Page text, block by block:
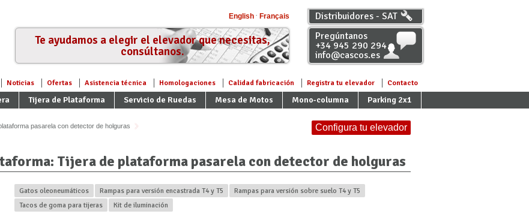
English Français
Noticias Ofertas Asistencia técnica Homologaciones Calidad fabricación Registra tu elevador Contacto
Tijera de Plataforma Servicio de Ruedas Mesa de Motos Mono-columna Parking 2x1
Te ayudamos a elegir el elevador que necesitas,
consúltanos.
Distribuidores - SAT
Pregúntanos
+34 945 290 294
info@cascos.es
pasarela con detector de holguras Configura tu elevador
Tijera de plataforma pasarela con detector de holguras
Gatos oleoneumáticos Rampas para versión encastrada T4 y T5
Rampas para versión sobre suelo T4 y T5
Tacos de goma para tijeras
Kit de iluminación